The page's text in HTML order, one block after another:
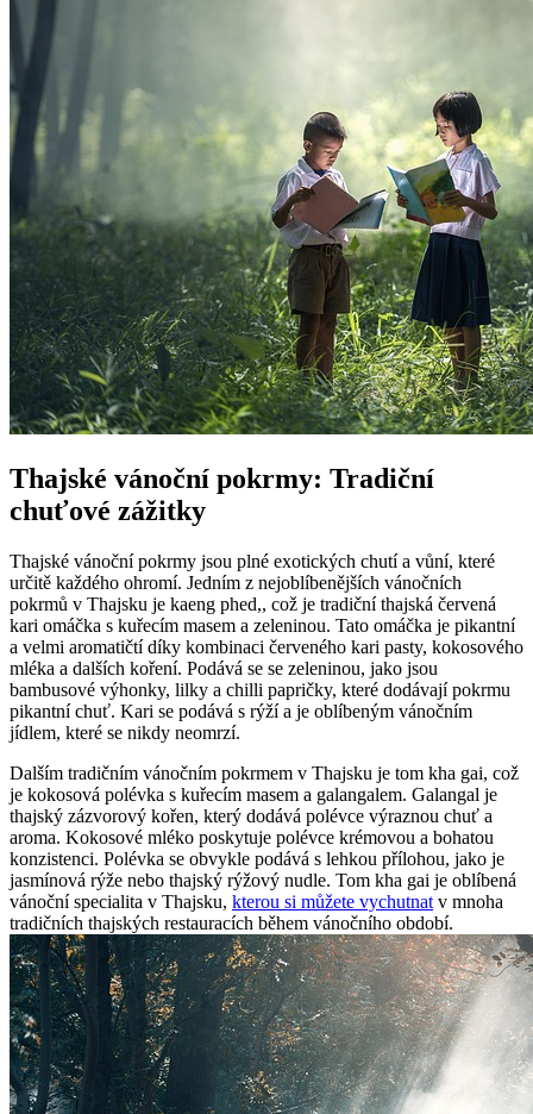
Thajské vánoční pokrmy: Tradiční
chuťové zážitky
Thajské vánoční pokrmy jsou plné exotických chutí a vůní, které
určitě každého ohromí. Jedním z nejoblíbenějších vánočních
pokrmů v Thajsku je kaeng phed,, což je tradiční thajská červená
kari omáčka s kuřecím masem a zeleninou. Tato omáčka je pikantní
a velmi aromatičtí díky kombinaci červeného kari pasty, kokosového
mléka a dalších koření. Podává se se zeleninou, jako jsou
bambusové výhonky, lilky a chilli papričky, které dodávají pokrmu
pikantní chuť. Kari se podává s rýží a je oblíbeným vánočním
jídlem, které se nikdy neomrzí.
Dalším tradičním vánočním pokrmem v Thajsku je tom kha gai, což
je kokosová polévka s kuřecím masem a galangalem. Galangal je
thajský zázvorový kořen, který dodává polévce výraznou chuť a
aroma. Kokosové mléko poskytuje polévce krémovou a bohatou
konzistenci. Polévka se obvykle podává s lehkou přílohou, jako je
jasmínová rýže nebo thajský rýžový nudle. Tom kha gai je oblíbená
vánoční specialita v Thajsku, kterou si můžete vychutnat v mnoha
tradičních thajských restauracích během vánočního období.